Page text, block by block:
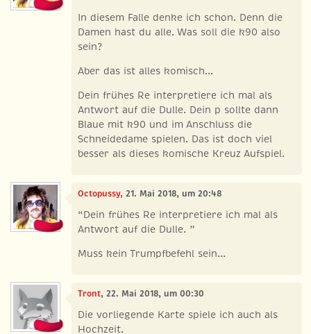
In diesem Falle denke ich schon. Denn die
Damen hast du alle. Was soll die k90 also
sein?
Aber das ist alles komisch...
Dein frühes Re interpretiere ich mal als
Antwort auf die Dulle. Dein p sollte dann
Blaue mit k90 und im Anschluss die
Schneidedame spielen. Das ist doch viel
besser als dieses komische Kreuz Aufspiel.
Octopussy, 21. Mai 2018, um 20:48
“Dein frühes Re interpretiere ich mal als
Antwort auf die Dulle. ”
Muss kein Trumpfbefehl sein...
Tront, 22. Mai 2018, um 00:30
Die vorliegende Karte spiele ich auch als
Hochzeit.